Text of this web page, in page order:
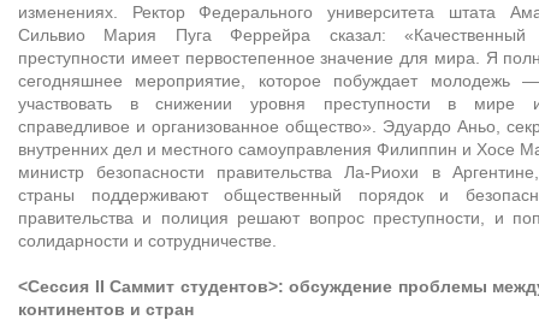
изменениях. Ректор Федерального университета штата
Сильвио Мария Пуга Феррейра сказал: «Качественный
преступности имеет первостепенное значение для мира. Я
сегодняшнее мероприятие, которое побуждает молодежь
участвовать в снижении уровня преступности в мире
справедливое и организованное общество». Эдуардо Аньо,
внутренних дел и местного самоуправления Филиппин и Хосе
министр безопасности правительства Ла-Риохи в
страны поддерживают общественный порядок и
правительства и полиция решают вопрос преступности, и
солидарности и сотрудничестве.
<Сессия II Саммит студентов>: обсуждение проблемы
континентов и стран